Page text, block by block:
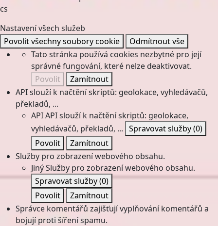
cs
Nastavení všech služeb
Povolit všechny soubory cookie
Odmítnout vše
Tato stránka používá cookies nezbytné pro její
správné fungování, které nelze deaktivovat.
Povolit
Zamítnout
API slouží k načtění skriptů: geolokace, vyhledávačů,
překladů, ...
APIAPI slouží k načtění skriptů: geolokace,
vyhledávačů, překladů, ... Spravovat služby(0)
Povolit
Zamítnout
Služby pro zobrazení webového obsahu.
JinýSlužby pro zobrazení webového obsahu.
Spravovat služby(0)
Povolit
Zamítnout
Správce komentářů zajišťují vyplňování komentářů a
bojují proti šíření spamu.